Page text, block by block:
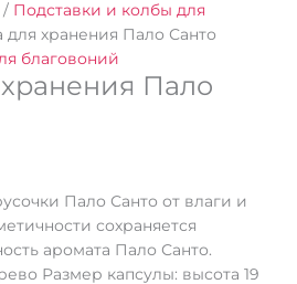
/ Подставки и колбы для
для хранения Пало Санто
благовоний
Пало
Пало Санто от влаги и
сохраняется
аромата Пало Санто.
Размер капсулы: высота 19